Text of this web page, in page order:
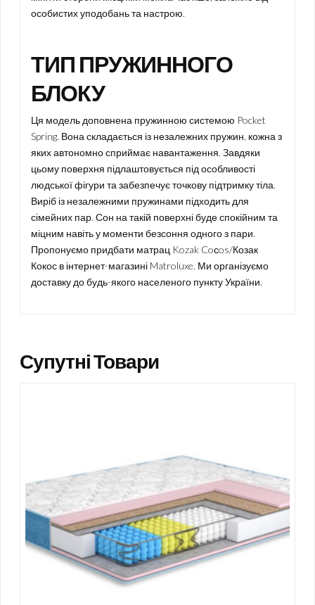
особистих уподобань та настрою.
ТИП ПРУЖИННОГО
БЛОКУ
Ця модель доповнена пружинною системою Pocket
Spring. Вона складається із незалежних пружин, кожна з
яких автономно сприймає навантаження. Завдяки
цьому поверхня підлаштовується під особливості
людської фігури та забезпечує точкову підтримку тіла.
Виріб із незалежними пружинами підходить для
сімейних пар. Сон на такій поверхні буде спокійним та
міцним навіть у моменти безсоння одного з пари.
Пропонуємо придбати матрац Kozak Coсos/Козак
Кокос в інтернет-магазині Matroluxe. Ми організуємо
доставку до будь-якого населеного пункту України.
Супутні Товари